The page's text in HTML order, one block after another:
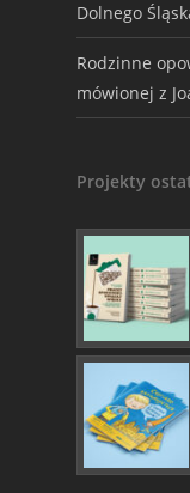
Dolnego
Rodzinne
mówionej z
Projekty